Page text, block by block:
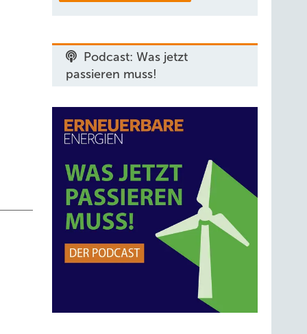
Podcast: Was jetzt
passieren muss!